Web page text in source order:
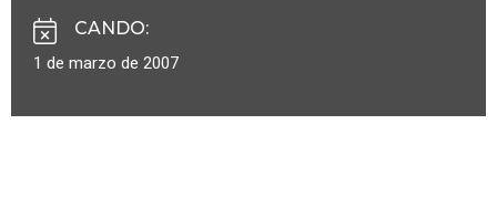
CANDO:
1 de marzo de 2007